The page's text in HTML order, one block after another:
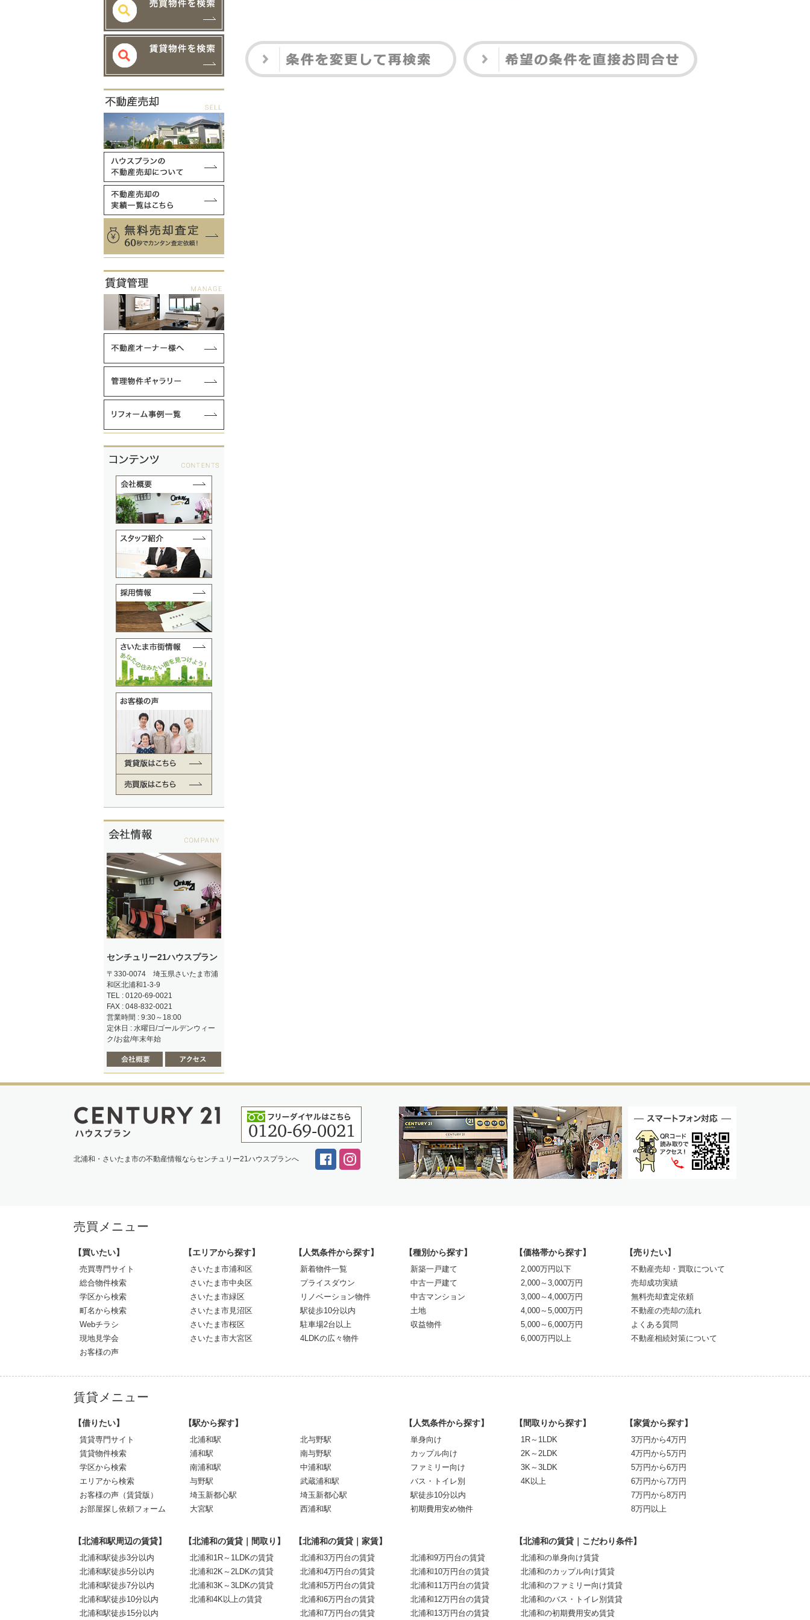
センチュリー21ハウスプラン
〒330-0074 埼玉県さいたま市浦
和区北浦和1-3-9
TEL : 0120-69-0021
FAX : 048-832-0021
営業時間 : 9:30～18:00
定休日 : 水曜日/ゴールデンウィー
ク/お盆/年末年始
北浦和・さいたま市の不動産情報ならセンチュリー21ハウスプランへ
売買メニュー
【買いたい】
売買専門サイト
総合物件検索
学区から検索
町名から検索
Webチラシ
現地見学会
お客様の声
【エリアから探す】
さいたま市浦和区
さいたま市中央区
さいたま市緑区
さいたま市見沼区
さいたま市桜区
さいたま市大宮区
【人気条件から探す】
新着物件一覧
プライスダウン
リノベーション物件
駅徒歩10分以内
駐車場2台以上
4LDKの広々物件
【種別から探す】
新築一戸建て
中古一戸建て
中古マンション
土地
収益物件
【価格帯から探す】
2,000万円以下
2,000～3,000万円
3,000～4,000万円
4,000～5,000万円
5,000～6,000万円
6,000万円以上
【売りたい】
不動産売却・買取について
売却成功実績
無料売却査定依頼
不動産の売却の流れ
よくある質問
不動産相続対策について
賃貸メニュー
【借りたい】
賃貸専門サイト
賃貸物件検索
学区から検索
エリアから検索
お客様の声（賃貸版）
お部屋探し依頼フォーム
【駅から探す】
北浦和駅
浦和駅
南浦和駅
与野駅
埼玉新都心駅
大宮駅
北与野駅
南与野駅
中浦和駅
武蔵浦和駅
埼玉新都心駅
西浦和駅
【人気条件から探す】
単身向け
カップル向け
ファミリー向け
バス・トイレ別
駅徒歩10分以内
初期費用安め物件
【間取りから探す】
1R～1LDK
2K～2LDK
3K～3LDK
4K以上
【家賃から探す】
3万円から4万円
4万円から5万円
5万円から6万円
6万円から7万円
7万円から8万円
8万円以上
【北浦和駅周辺の賃貸】
北浦和駅徒歩3分以内
北浦和駅徒歩5分以内
北浦和駅徒歩7分以内
北浦和駅徒歩10分以内
北浦和駅徒歩15分以内
【北浦和の賃貸｜間取り】
北浦和1R～1LDKの賃貸
北浦和2K～2LDKの賃貸
北浦和3K～3LDKの賃貸
北浦和4K以上の賃貸
【北浦和の賃貸｜家賃】
北浦和3万円台の賃貸
北浦和4万円台の賃貸
北浦和5万円台の賃貸
北浦和6万円台の賃貸
北浦和7万円台の賃貸
北浦和9万円台の賃貸
北浦和10万円台の賃貸
北浦和11万円台の賃貸
北浦和12万円台の賃貸
北浦和13万円台の賃貸
【北浦和の賃貸｜こだわり条件】
北浦和の単身向け賃貸
北浦和のカップル向け賃貸
北浦和のファミリー向け賃貸
北浦和のバス・トイレ別賃貸
北浦和の初期費用安め賃貸